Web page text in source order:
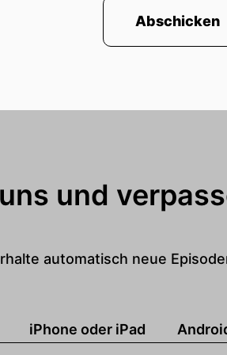
Abschicken
und
automatisch neue
iPhone oder iPad